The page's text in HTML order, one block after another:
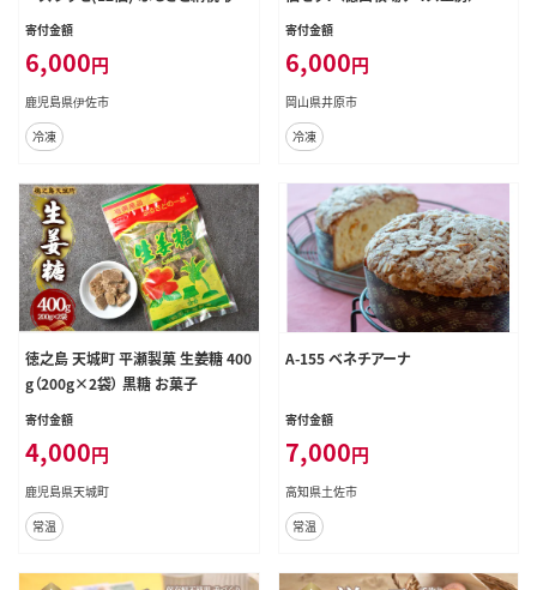
佐市 特産品 お菓子 洋菓子 スイー
ーキハウストリコロール】
寄付金額
6,000円
鹿児島県伊佐市
冷凍
寄付金額
6,000円
岡山県井原市
冷凍
徳之島 天城町 平瀬製菓 生姜糖 400
g（200g×2袋） 黒糖 お菓子
寄付金額
4,000円
鹿児島県天城町
常温
A-155 ベネチアーナ
寄付金額
7,000円
高知県土佐市
常温